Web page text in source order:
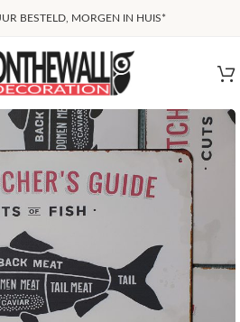
BESTELD, MORGEN IN HUIS*